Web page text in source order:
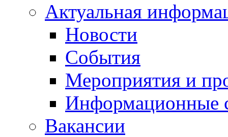
Актуальная
Новости
События
Мероприятия и
Информационные
Вакансии